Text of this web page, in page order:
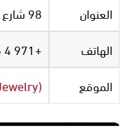
العنوان
98 شارع الخور – ديرة – الراس‎
الهاتف
+971 4 226 2222
الموقع
(Al Tayeb Jewelry)